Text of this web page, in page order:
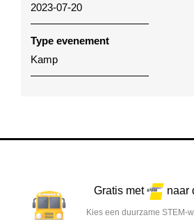
2023-07-20
Type evenement
Kamp
Gratis met naar
Kies een duurzame STEM-